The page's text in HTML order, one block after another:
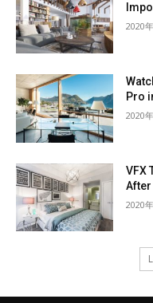
2020
Pro
2020
VFX
2020